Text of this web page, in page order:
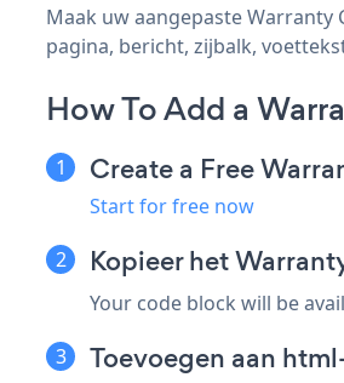
Maak uw aangepaste Warranty
pagina, bericht, zijbalk,
How To Add a
Create a Free
Start for free now
Kopieer het
Your code block will be
Toevoegen aan